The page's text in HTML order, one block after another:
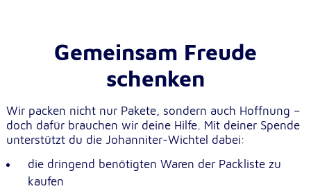
Gemeinsam Freude
schenken
Wir packen nicht nur Pakete, sondern auch Hoffnung –
doch dafür brauchen wir deine Hilfe. Mit deiner Spende
unterstützt du die Johanniter-Wichtel dabei:
die dringend benötigten Waren der Packliste zu
kaufen